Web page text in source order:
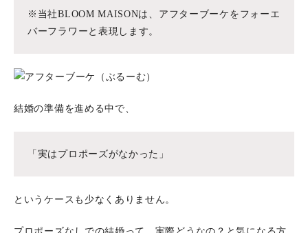
※当社BLOOM MAISONは、アフターブーケをフォーエ
バーフラワーと表現します。
結婚の準備を進める中で、
「実はプロポーズがなかった」
というケースも少なくありません。